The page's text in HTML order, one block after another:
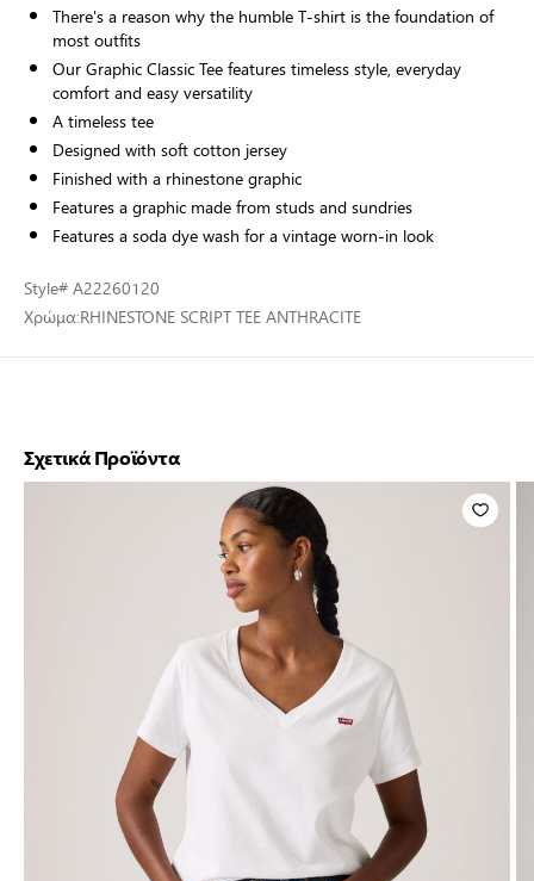
There's a reason why the humble T-shirt is the foundation of
most outfits
Our Graphic Classic Tee features timeless style, everyday
comfort and easy versatility
A timeless tee
Designed with soft cotton jersey
Finished with a rhinestone graphic
Features a graphic made from studs and sundries
Features a soda dye wash for a vintage worn-in look
Style# A22260120
Χρώμα:RHINESTONE SCRIPT TEE ANTHRACITE
Σχετικά Προϊόντα